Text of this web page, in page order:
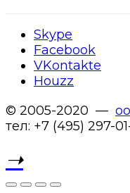
Skype
Facebook
VKontakte
Houzz
© 2005-2020 —
тел: +7 (495) 297-